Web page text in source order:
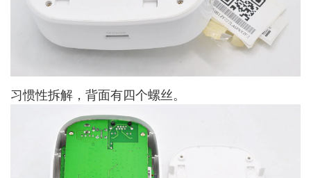
习惯性拆解，背面有四个螺丝。